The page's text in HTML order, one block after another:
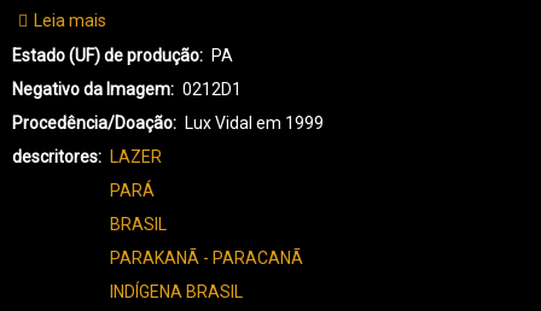
Leia mais
PK-
PARAKANÃ-0135
Estado (UF) de produção
PA
Negativo da Imagem
0212D1
Procedência/Doação
Lux Vidal em 1999
descritores
LAZER
PARÁ
BRASIL
PARAKANÃ - PARACANÃ
INDÍGENA BRASIL